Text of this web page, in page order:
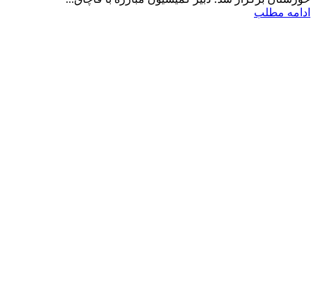
ادامه مطلب